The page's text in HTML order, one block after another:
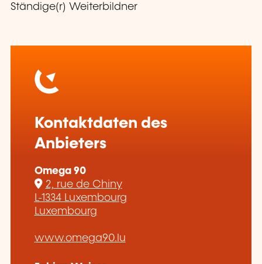
Ständige(r) Weiterbildner
Kontaktdaten des
Anbieters
Omega 90
2, rue de Chiny
L-1334 Luxembourg
Luxembourg
www.omega90.lu